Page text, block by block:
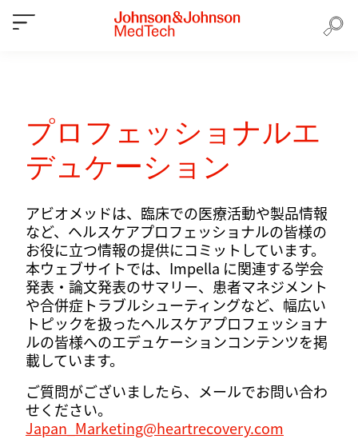
プロフェッショナルエ
デュケーション
アビオメッドは、臨床での医療活動や製品情報
など、ヘルスケアプロフェッショナルの皆様の
お役に立つ情報の提供にコミットしています。
本ウェブサイトでは、Impella に関連する学会
発表・論文発表のサマリー、患者マネジメント
や合併症トラブルシューティングなど、幅広い
トピックを扱ったヘルスケアプロフェッショナ
ルの皆様へのエデュケーションコンテンツを掲
載しています。
ご質問がございましたら、メールでお問い合わ
せください。
Japan_Marketing@heartrecovery.com